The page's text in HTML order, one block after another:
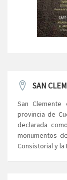
SAN
San
provincia de
declarada
monumentos
Consistorial y